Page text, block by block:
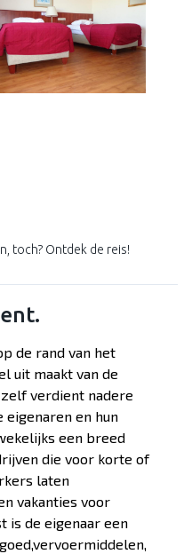
toch? Ontdek de reis!
de rand van het
uit maakt van de
verdient nadere
en hun
een breed
die voor korte of
laten
vakanties voor
is de eigenaar een